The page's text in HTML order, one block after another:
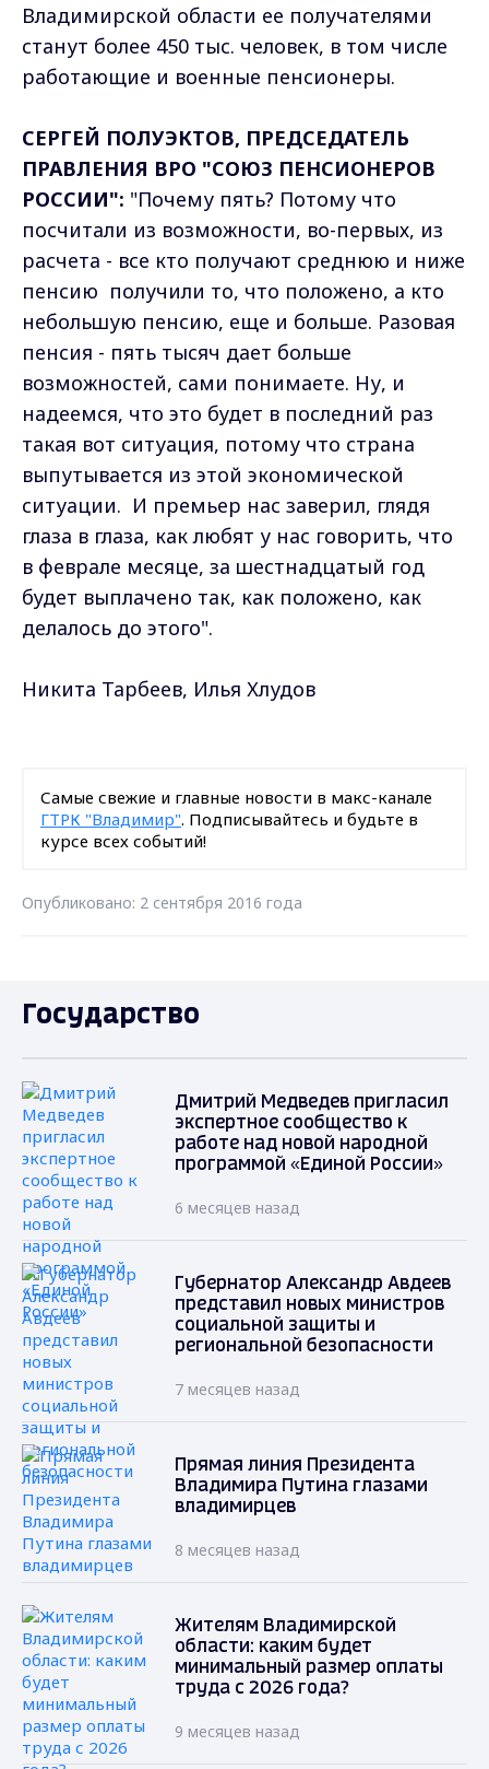
Владимирской области ее получателями
станут более 450 тыс. человек, в том числе
работающие и военные пенсионеры.
СЕРГЕЙ ПОЛУЭКТОВ, ПРЕДСЕДАТЕЛЬ
ПРАВЛЕНИЯ ВРО "СОЮЗ ПЕНСИОНЕРОВ
РОССИИ": "Почему пять? Потому что
посчитали из возможности, во-первых, из
расчета - все кто получают среднюю и ниже
пенсию получили то, что положено, а кто
небольшую пенсию, еще и больше. Разовая
пенсия - пять тысяч дает больше
возможностей, сами понимаете. Ну, и
надеемся, что это будет в последний раз
такая вот ситуация, потому что страна
выпутывается из этой экономической
ситуации. И премьер нас заверил, глядя
глаза в глаза, как любят у нас говорить, что
в феврале месяце, за шестнадцатый год
будет выплачено так, как положено, как
делалось до этого".
Никита Тарбеев, Илья Хлудов
Самые свежие и главные новости в макс-канале
ГТРК "Владимир". Подписывайтесь и будьте в
курсе всех событий!
Опубликовано: 2 сентября 2016 года
Государство
Дмитрий Медведев пригласил
экспертное сообщество к
работе над новой народной
программой «Единой России»
6 месяцев назад
Губернатор Александр Авдеев
представил новых министров
социальной защиты и
региональной безопасности
7 месяцев назад
Прямая линия Президента
Владимира Путина глазами
владимирцев
8 месяцев назад
Жителям Владимирской
области: каким будет
минимальный размер оплаты
труда с 2026 года?
9 месяцев назад